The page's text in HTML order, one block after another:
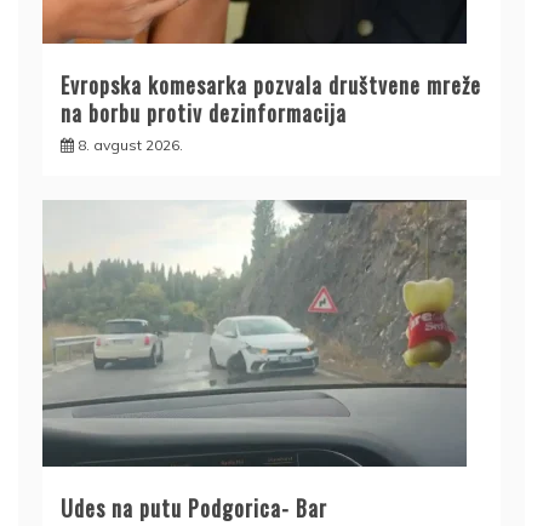
Evropska komesarka pozvala društvene mreže
na borbu protiv dezinformacija
8. avgust 2026.
Udes na putu Podgorica- Bar